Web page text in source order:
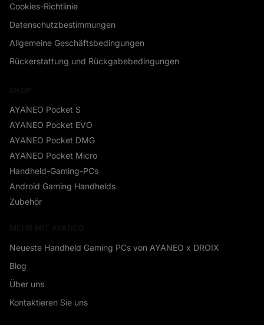
Cookies-Richtlinie
Datenschutzbestimmungen
Allgemeine Geschäftsbedingungen
Rückerstattung und Rückgabebedingungen
AYANEO Pocket S
AYANEO Pocket EVO
AYANEO Pocket DMG
AYANEO Pocket Micro
Handheld-Gaming-PCs
Android Gaming Handhelds
Zubehör
Neueste Handheld Gaming PCs von AYANEO x DROIX
Blog
Über uns
Kontaktieren Sie uns